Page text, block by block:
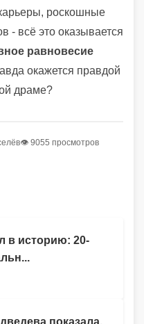
роскошные
- всё это оказывается
равновесие
окажется правдой
драме?
👁 9055 просмотров
в историю: 20-